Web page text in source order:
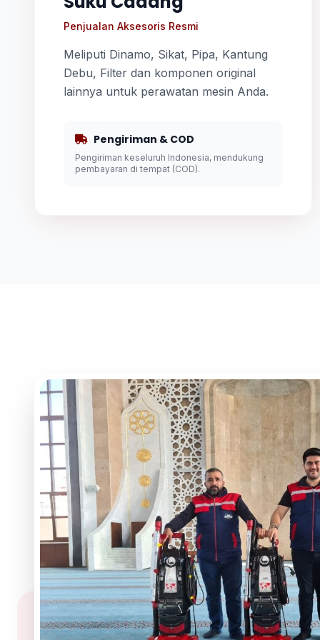
Penjualan Aksesoris Resmi
Meliputi Dinamo, Sikat, Pipa, Kantung
Debu, Filter dan komponen original
lainnya untuk perawatan mesin Anda.
Pengiriman & COD
Pengiriman keseluruh Indonesia, mendukung
pembayaran di tempat (COD).